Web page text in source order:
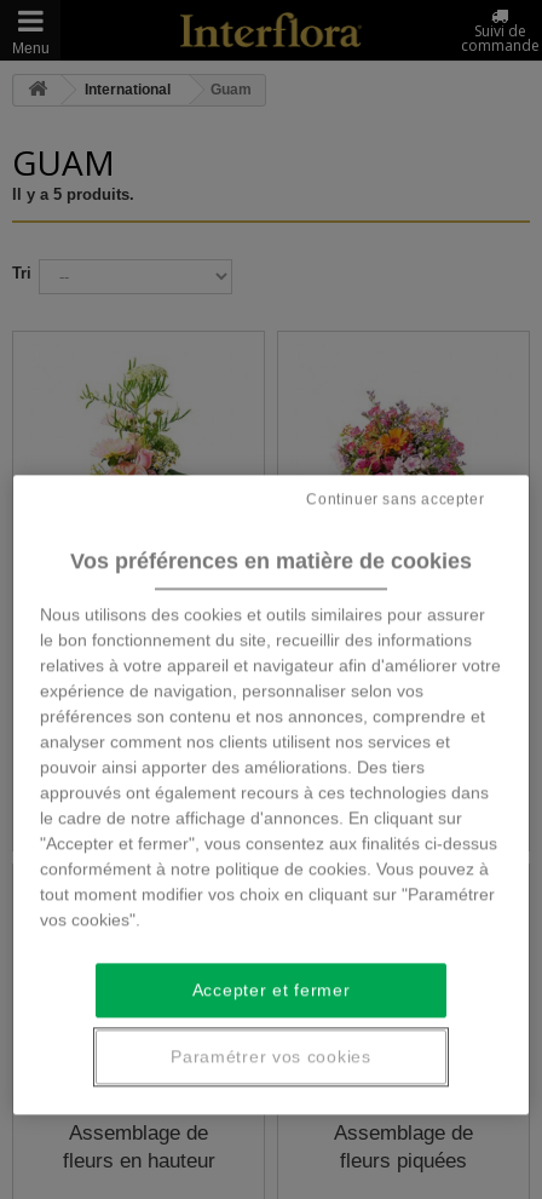
Menu
Suivi de
commande
International Guam
GUAM
Il y a 5 produits.
Tri
HAUTEUR
60,00 €
Détails
60,00 €
Détails
Assemblage de
fleurs en hauteur
Assemblage de
fleurs piquées
Vos préférences en matière de cookies
Nous utilisons des cookies et outils similaires pour assurer
le bon fonctionnement du site, recueillir des informations
relatives à votre appareil et navigateur afin d'améliorer votre
expérience de navigation, personnaliser selon vos
préférences son contenu et nos annonces, comprendre et
analyser comment nos clients utilisent nos services et
pouvoir ainsi apporter des améliorations. Des tiers
approuvés ont également recours à ces technologies dans
le cadre de notre affichage d'annonces. En cliquant sur
"Accepter et fermer", vous consentez aux finalités ci-dessus
conformément à notre politique de cookies. Vous pouvez à
tout moment modifier vos choix en cliquant sur "Paramétrer
vos cookies".
Continuer sans accepter
Accepter et fermer
Paramétrer vos cookies